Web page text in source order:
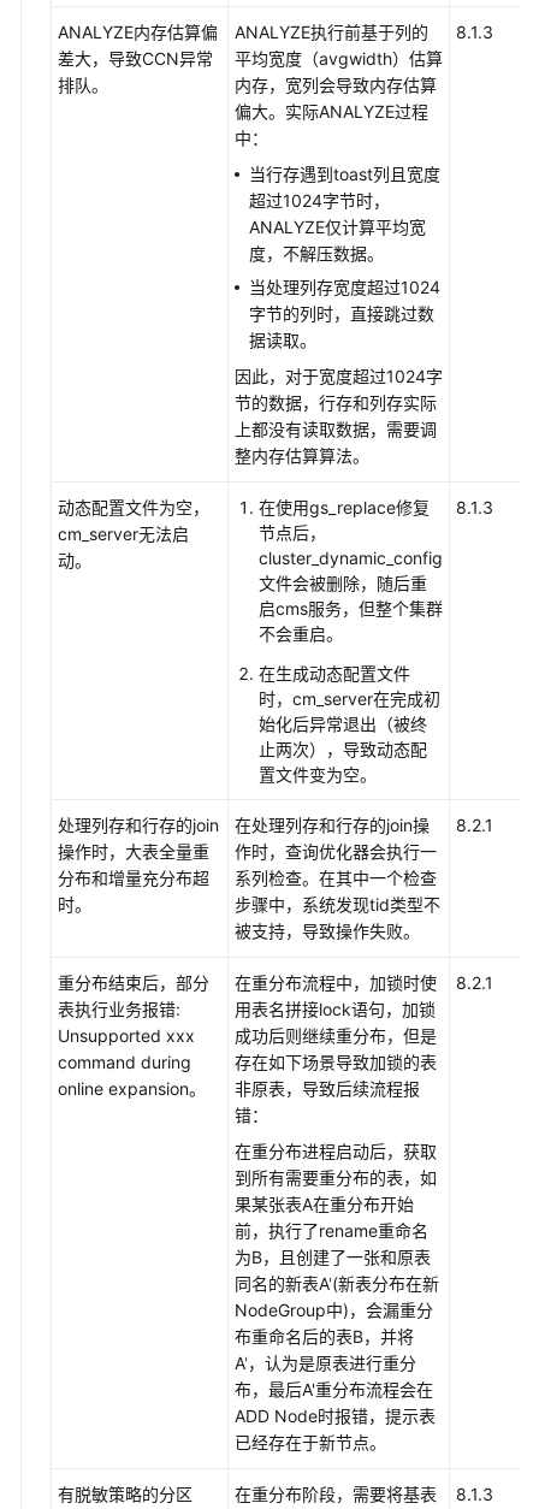
ANALYZE内存估算偏
差大，导致CCN异常
排队。
ANALYZE执行前基于列的
平均宽度（avgwidth）估算
内存，宽列会导致内存估算
偏大。实际ANALYZE过程
中：
当行存遇到toast列且宽度
超过1024字节时，
ANALYZE仅计算平均宽
度，不解压数据。
当处理列存宽度超过1024
字节的列时，直接跳过数
据读取。
因此，对于宽度超过1024字
节的数据，行存和列存实际
上都没有读取数据，需要调
整内存估算算法。
8.1.3
动态配置文件为空，
cm_server无法启
动。
在使用gs_replace修复
节点后，
cluster_dynamic_config
文件会被删除，随后重
启cms服务，但整个集群
不会重启。
在生成动态配置文件
时，cm_server在完成初
始化后异常退出（被终
止两次），导致动态配
置文件变为空。
8.1.3
处理列存和行存的join
操作时，大表全量重
分布和增量充分布超
时。
在处理列存和行存的join操
作时，查询优化器会执行一
系列检查。在其中一个检查
步骤中，系统发现tid类型不
被支持，导致操作失败。
8.2.1
重分布结束后，部分
表执行业务报错:
Unsupported xxx
command during
online expansion。
在重分布流程中，加锁时使
用表名拼接lock语句，加锁
成功后则继续重分布，但是
存在如下场景导致加锁的表
非原表，导致后续流程报
错：
在重分布进程启动后，获取
到所有需要重分布的表，如
果某张表A在重分布开始
前，执行了rename重命名
为B，且创建了一张和原表
同名的新表A'(新表分布在新
NodeGroup中)，会漏重分
布重命名后的表B，并将
A'，认为是原表进行重分
布，最后A'重分布流程会在
ADD Node时报错，提示表
已经存在于新节点。
8.2.1
有脱敏策略的分区
在重分布阶段，需要将基表
8.1.3